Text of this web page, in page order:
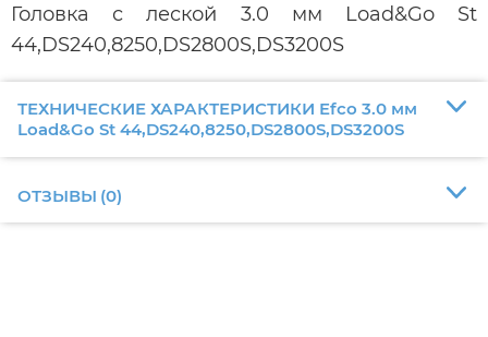
Головка с леской 3.0 мм Load&Go St
44,DS240,8250,DS2800S,DS3200S
ТЕХНИЧЕСКИЕ ХАРАКТЕРИСТИКИ Efco 3.0 мм
Load&Go St 44,DS240,8250,DS2800S,DS3200S
ОТЗЫВЫ (0)